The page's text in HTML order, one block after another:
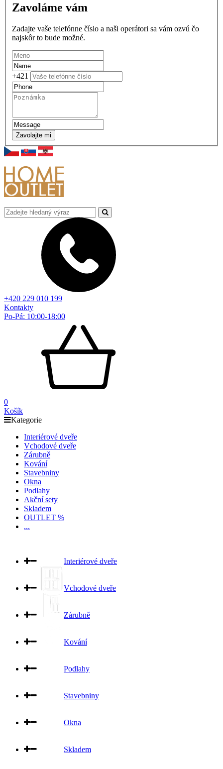
Zavoláme vám
Zadajte vaše telefónne číslo a naši operátori sa vám ozvú čo
najskôr to bude možné.
+421
Zavolajte mi
+420 229 010 199
Kontakty
Po-Pá: 10:00-18:00
0
Košík
Kategorie
Interiérové dveře
Vchodové dveře
Zárubně
Kování
Stavebniny
Okna
Podlahy
Akční sety
Skladem
OUTLET %
...
Interiérové dveře
Vchodové dveře
Zárubně
Kování
Podlahy
Stavebniny
Okna
Skladem